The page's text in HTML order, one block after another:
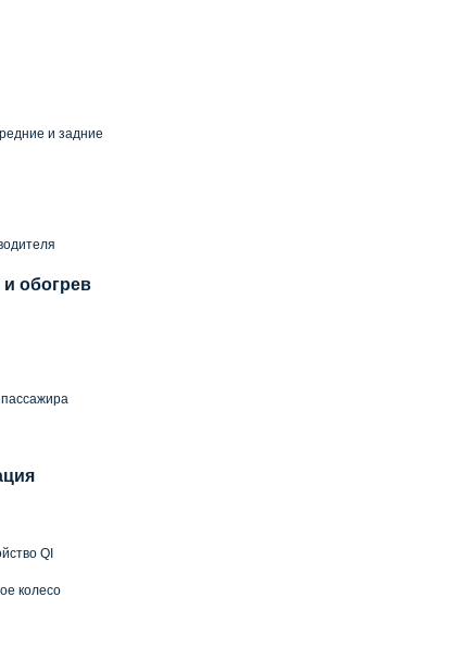
и задние
обогрев
QI
колесо